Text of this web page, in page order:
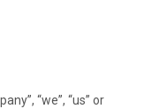
“we”, “us” or